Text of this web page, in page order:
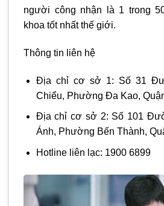
người công nhận là 1 trong
khoa tốt nhất thế giới.
Thông tin liên hệ
Địa chỉ cơ sở 1: Số 31
Chiểu, Phường Đa Kao,
Địa chỉ cơ sở 2: Số 101
Ánh, Phường Bến Thành,
Hotline liên lạc: 1900 6899